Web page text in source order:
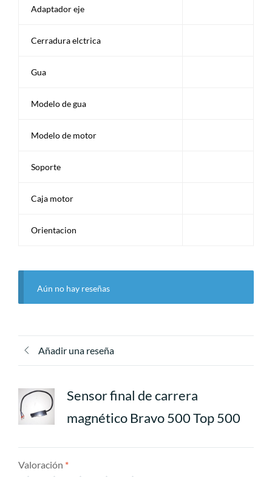
Adaptador eje
Cerradura elctrica
Gua
Modelo de gua
Modelo de motor
Soporte
Caja motor
Orientacion
Aún no hay reseñas
Añadir una reseña
Sensor final de carrera
magnético Bravo 500 Top 500
Valoración *